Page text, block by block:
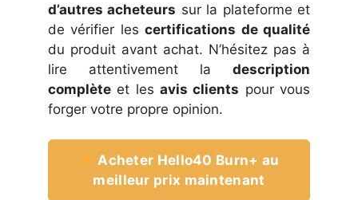
d’autres acheteurs sur la plateforme et
de vérifier lescertifications de qualité
du produit avant achat. N’hésitez pas à
lire attentivement la description
complète et les avis clients pour vous
forger votre propre opinion.
Acheter Hello40 Burn+ au
meilleur prix maintenant